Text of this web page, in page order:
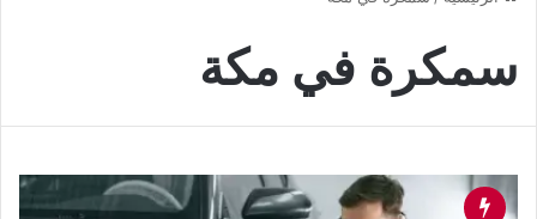
سمكرة في مكة